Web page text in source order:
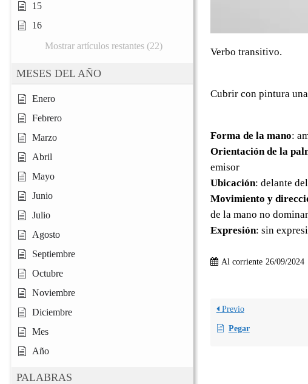
15
16
Mostrar artículos restantes (22)
MESES DEL AÑO
Enero
Febrero
Marzo
Abril
Mayo
Junio
Julio
Agosto
Septiembre
Octubre
Noviembre
Diciembre
Mes
Año
PALABRAS
Verbo transitivo.
Cubrir con pintura
Forma de la mano:
Orientación de la
emisor
Ubicación: delante
Movimiento y
de la mano no
Expresión: sin
Al corriente 26/09/2024
Previo
Pegar